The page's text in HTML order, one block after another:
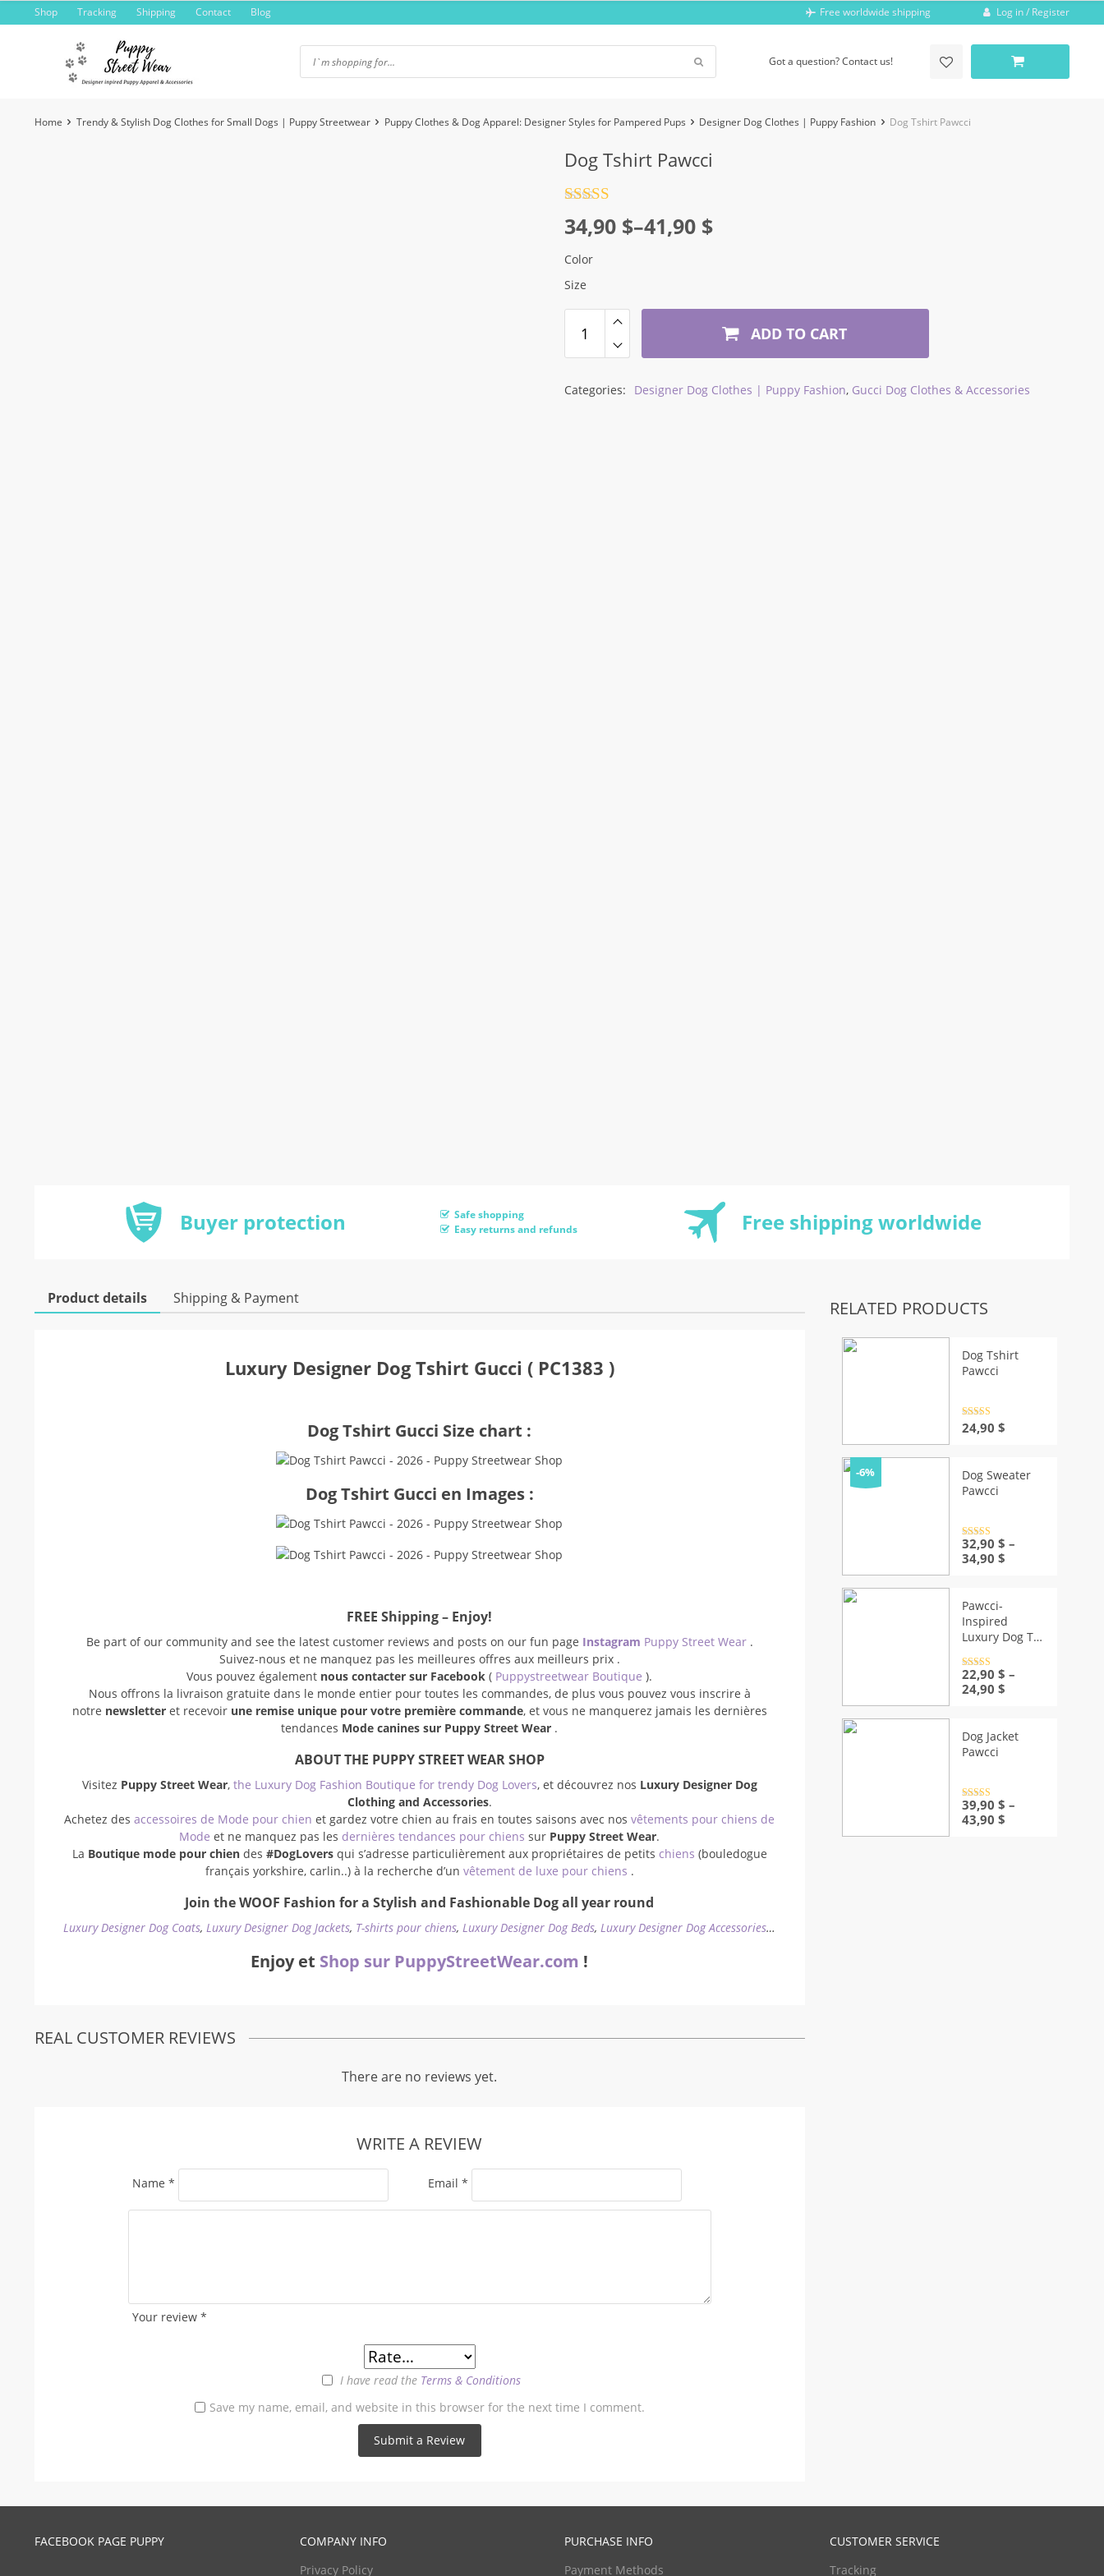
to
Shop Tracking Shipping Contact Blog Free worldwide shipping Log in / Register
Got a question? Contact us!
Home Trendy & Stylish Dog Clothes for Small Dogs | Puppy Streetwear Puppy Clothes & Dog Apparel: Designer Styles for Pampered Pups Designer Dog Clothes | Puppy Fashion Dog Tshirt Pawcci
Dog Tshirt Pawcci
out of 5
34,90 $–41,90 $
Price
range:
34,90 $
41,90 $
Color
Size
ADD TO CART
Categories: Designer Dog Clothes | Puppy Fashion, Gucci Dog Clothes & Accessories
Buyer protection
Safe shopping
Easy returns and refunds
Free shipping worldwide
Product details Shipping & Payment
Luxury Designer Dog Tshirt Gucci ( PC1383 )
Dog Tshirt Gucci Size chart :
Dog Tshirt Gucci en Images :
FREE Shipping – Enjoy!
Be part of our community and see the latest customer reviews and posts on our fun page Instagram Puppy Street Wear .
Suivez-nous et ne manquez pas les meilleures offres aux meilleurs prix .
Vous pouvez également nous contacter sur Facebook ( Puppystreetwear Boutique).
Nous offrons la livraison gratuite dans le monde entier pour toutes les commandes, de plus vous pouvez vous inscrire à
notre newsletteret recevoir une remise unique pour votre première commande, et vous ne manquerez jamais les dernières
tendances Mode canines sur Puppy Street Wear .
ABOUT THE PUPPY STREET WEAR SHOP
Visitez Puppy Street Wear, the Luxury Dog Fashion Boutique for trendy Dog Lovers, et découvrez nos Luxury Designer Dog
Clothing and Accessories.
Achetez desaccessoires de Mode pour chien et gardez votre chien au frais en toutes saisons avec nosvêtements pour chiens de
Modeet ne manquez pas les dernières tendances pour chiens sur Puppy Street Wear.
La Boutique mode pour chiendes #DogLoversqui s’adresse particulièrement aux propriétaires de petits chiens (bouledogue
français yorkshire, carlin..) à la recherche d’un vêtement de luxe pour chiens .
Join the WOOF Fashion for a Stylish and Fashionable Dog all year round
Luxury Designer Dog Coats,Luxury Designer Dog Jackets, T-shirts pour chiens,Luxury Designer Dog Beds,Luxury Designer Dog Accessories…
Enjoy et Shop sur PuppyStreetWear.com !
REAL CUSTOMER REVIEWS
There are no reviews yet.
WRITE A REVIEW
Your review *
I have read the Terms & Conditions
Name * Email *
Save my name, email, and website in this browser for the next time I comment.
RELATED PRODUCTS
Dog Tshirt
Pawcci
out of 5
24,90 $
-6%
Dog Sweater
Pawcci
Rated4.5
out of 5
32,90 $ –
34,90 $Price
34,90 $
Pawcci-
Inspired
Luxury Dog T-
Rated4.5
out of 5
22,90 $ –
24,90 $Price
through
Dog Jacket
Pawcci
Rated4.5
out of 5
39,90 $ –
43,90 $Price
FACEBOOK PAGE PUPPY
COMPANY INFO
Privacy Policy
PURCHASE INFO
Payment Methods
CUSTOMER SERVICE
Tracking